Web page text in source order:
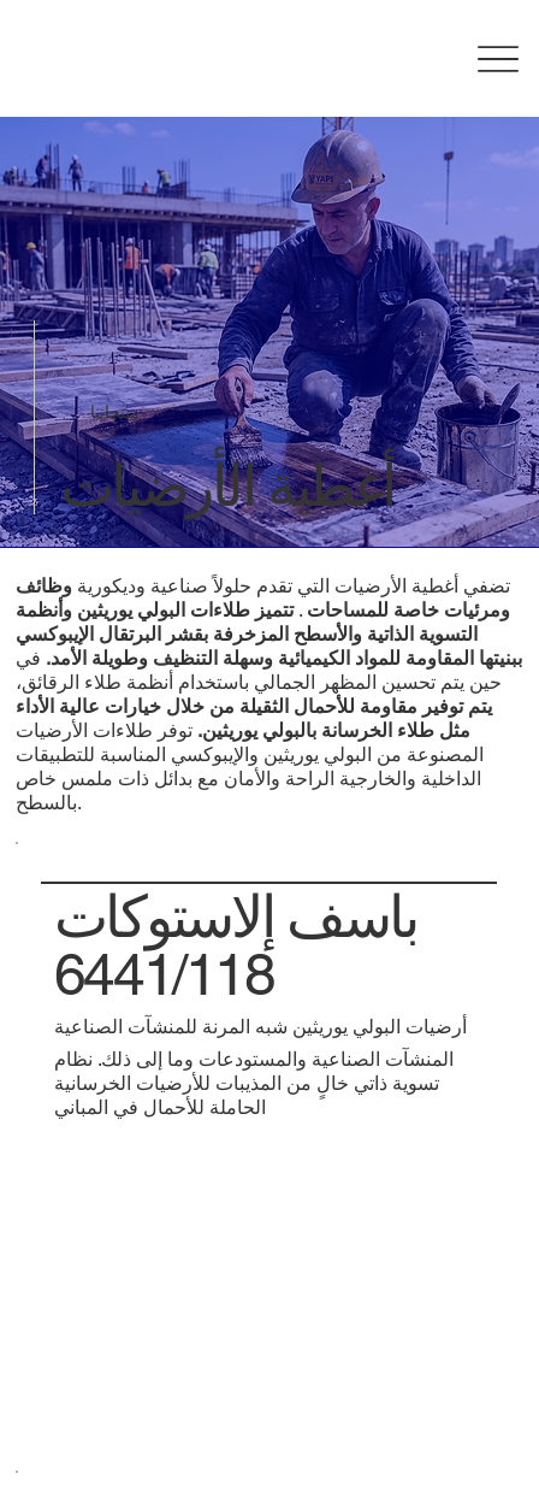
منتجاتنا
أغطية الأرضيات
تضفي أغطية الأرضيات التي تقدم حلولاً صناعية وديكورية وظائف
ومرئيات خاصة للمساحات .تتميز طلاءات البولي يوريثين وأنظمة
التسوية الذاتية والأسطح المزخرفة بقشر البرتقال الإيبوكسي
ببنيتها المقاومة للمواد الكيميائية وسهلة التنظيف وطويلة الأمد. في
حين يتم تحسين المظهر الجمالي باستخدام أنظمة طلاء الرقائق،
يتم توفير مقاومة للأحمال الثقيلة من خلال خيارات عالية الأداء
مثل طلاء الخرسانة بالبولي يوريثين. توفر طلاءات الأرضيات
المصنوعة من البولي يوريثين والإيبوكسي المناسبة للتطبيقات
الداخلية والخارجية الراحة والأمان مع بدائل ذات ملمس خاص
بالسطح.
باسف إلاستوكات
6441/118
أرضيات البولي يوريثين شبه المرنة للمنشآت الصناعية
المنشآت الصناعية والمستودعات وما إلى ذلك. نظام
تسوية ذاتي خالٍ من المذيبات للأرضيات الخرسانية
الحاملة للأحمال في المباني